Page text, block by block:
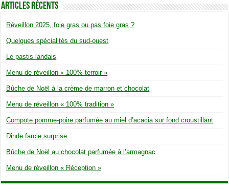
Articles Récents
Réveillon 2025, foie gras ou pas foie gras ?
Quelques spécialités du sud-ouest
Le pastis landais
Menu de réveillon « 100% terroir »
Bûche de Noël à la crème de marron et chocolat
Menu de réveillon « 100% tradition »
Compote pomme-poire parfumée au miel d’acacia sur fond croustillant
Dinde farcie surprise
Bûche de Noël au chocolat parfumée à l’armagnac
Menu de réveillon « Réception »